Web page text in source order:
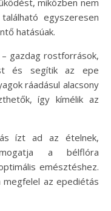
miközben nem
egyszeresen
hatásúak.
gazdag rostforrások,
és segítik az epe
ráadásul alacsony
így kímélik az
ízt ad az ételnek,
a bélflóra
emésztéshez.
az epediétás